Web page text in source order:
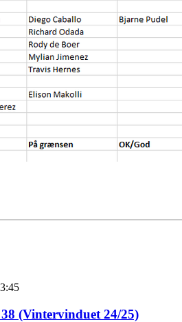
(Vintervinduet 24/25)